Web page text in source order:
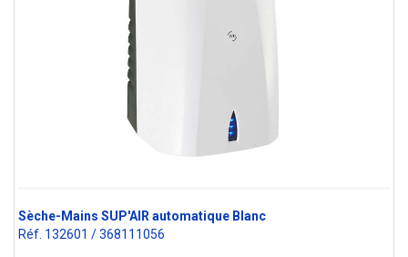
Sèche-Mains SUP'AIR automatique Blanc
Réf. 132601 / 368111056